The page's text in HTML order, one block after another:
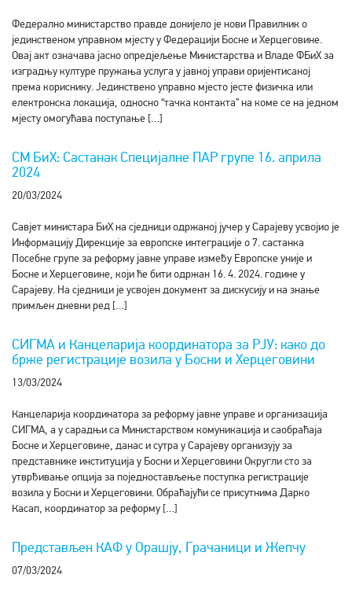
Федерално министарство правде донијело је нови Правилник о
јединственом управном мјесту у Федерацији Босне и Херцеговине.
Овај акт означава јасно опредјељење Министарства и Владе ФБиХ за
изградњу културе пружања услуга у јавној управи оријентисаној
према кориснику. Јединствено управно мјесто јесте физичка или
електронска локација, односно “тачка контакта” на коме се на једном
мјесту омогућава поступање […]
СМ БиХ: Састанак Специјалне ПАР групе 16. априла
2024
20/03/2024
Савјет министара БиХ на сједници одржаној јучер у Сарајеву усвојио је
Информацију Дирекције за европске интеграције о 7. састанка
Посебне групе за реформу јавне управе између Европске уније и
Босне и Херцеговине, који ће бити одржан 16. 4. 2024. године у
Сарајеву. На сједници је усвојен документ за дискусију и на знање
примљен дневни ред […]
СИГМА и Канцеларија координатора за РЈУ: како до
брже регистрације возила у Босни и Херцеговини
13/03/2024
Канцеларија координатора за реформу јавне управе и организација
СИГМА, а у сарадњи са Министарством комуникација и саобраћаја
Босне и Херцеговине, данас и сутра у Сарајеву организују за
представнике институција у Босни и Херцеговини Округли сто за
утврђивање опција за поједностављење поступка регистрације
возила у Босни и Херцеговини. Обраћајући се присутнима Дарко
Касап, координатор за реформу […]
Представљен КАФ у Орашју, Грачаници и Жепчу
07/03/2024